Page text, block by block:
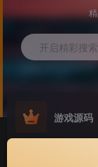
开启精彩搜索
游戏源码
欢迎大家无偿